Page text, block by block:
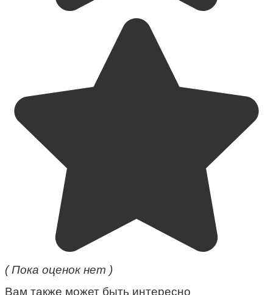
( Пока оценок нет )
Вам также может быть интересно